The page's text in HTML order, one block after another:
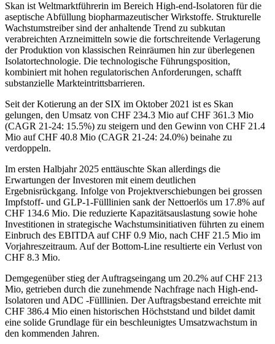
Skan ist Weltmarktführerin im Bereich High-end-Isolatoren für die
aseptische Abfüllung biopharmazeutischer Wirkstoffe. Strukturelle
Wachstumstreiber sind der anhaltende Trend zu subkutan
verabreichten Arzneimitteln sowie die fortschreitende Verlagerung
der Produktion von klassischen Reinräumen hin zur überlegenen
Isolatortechnologie. Die technologische Führungsposition,
kombiniert mit hohen regulatorischen Anforderungen, schafft
substanzielle Markteintrittsbarrieren.
Seit der Kotierung an der SIX im Oktober 2021 ist es Skan
gelungen, den Umsatz von CHF 234.3 Mio auf CHF 361.3 Mio
(CAGR 21-24: 15.5%) zu steigern und den Gewinn von CHF 21.4
Mio auf CHF 40.8 Mio (CAGR 21-24: 24.0%) beinahe zu
verdoppeln.
Im ersten Halbjahr 2025 enttäuschte Skan allerdings die
Erwartungen der Investoren mit einem deutlichen
Ergebnisrückgang. Infolge von Projektverschiebungen bei grossen
Impfstoff- und GLP-1-Fülllinien sank der Nettoerlös um 17.8% auf
CHF 134.6 Mio. Die reduzierte Kapazitätsauslastung sowie hohe
Investitionen in strategische Wachstumsinitiativen führten zu einem
Einbruch des EBITDA auf CHF 0.9 Mio, nach CHF 21.5 Mio im
Vorjahreszeitraum. Auf der Bottom-Line resultierte ein Verlust von
CHF 8.3 Mio.
Demgegenüber stieg der Auftragseingang um 20.2% auf CHF 213
Mio, getrieben durch die zunehmende Nachfrage nach High-end-
Isolatoren und ADC -Fülllinien. Der Auftragsbestand erreichte mit
CHF 386.4 Mio einen historischen Höchststand und bildet damit
eine solide Grundlage für ein beschleunigtes Umsatzwachstum in
den kommenden Jahren.